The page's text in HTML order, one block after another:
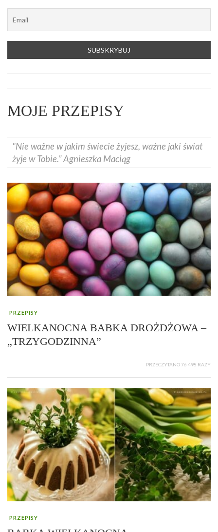
MOJE PRZEPISY
"Nie ważne w jakim świecie żyjesz, ważne jaki świat
żyje w Tobie.” Agnieszka Maciąg
PRZEPISY
WIELKANOCNA BABKA DROŻDŻOWA –
„TRZYGODZINNA”
PRZECZYTANO 76 498 RAZY
PRZEPISY